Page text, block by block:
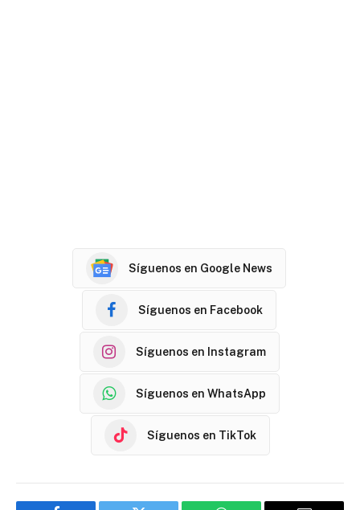
Síguenos en Google News
Síguenos en Facebook
Síguenos en Instagram
Síguenos en WhatsApp
Síguenos en TikTok